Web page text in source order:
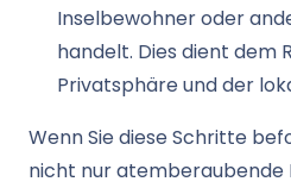
Inselbewohner oder
handelt. Dies dient dem
Privatsphäre und der
Wenn Sie diese Schritte
nicht nur atemberaubende